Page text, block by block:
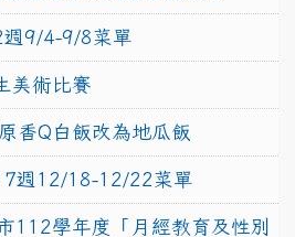
週9/4-9/8菜單
美術比賽
香Q白飯改為地瓜飯
週12/18-12/22菜單
112學年度「月經教育及性別